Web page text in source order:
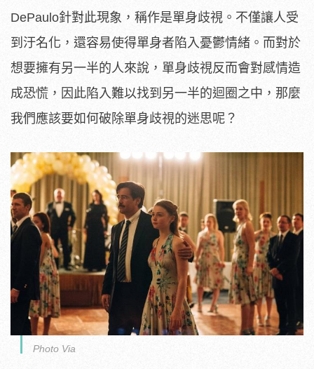
DePaulo針對此現象，稱作是單身歧視。不僅讓人受
到汙名化，還容易使得單身者陷入憂鬱情緒。而對於
想要擁有另一半的人來說，單身歧視反而會對感情造
成恐慌，因此陷入難以找到另一半的迴圈之中，那麼
我們應該要如何破除單身歧視的迷思呢？
Photo Via